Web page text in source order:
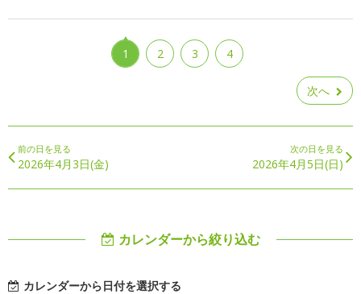
1 2 3 4
次へ
前の日を見る
2026年4月3日(金)
次の日を見る
2026年4月5日(日)
カレンダーから絞り込む
カレンダーから日付を選択する